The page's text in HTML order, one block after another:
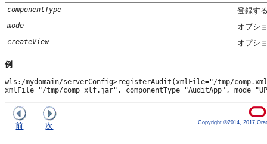
componentType 登録す
mode オプシ
createView オプシ
例
wls:/mydomain/serverConfig>registerAudit(xmlFile="/tmp/
xmlFile="/tmp/comp_xlf.jar", componentType="AuditApp",
前 次 Copyright ©2014,